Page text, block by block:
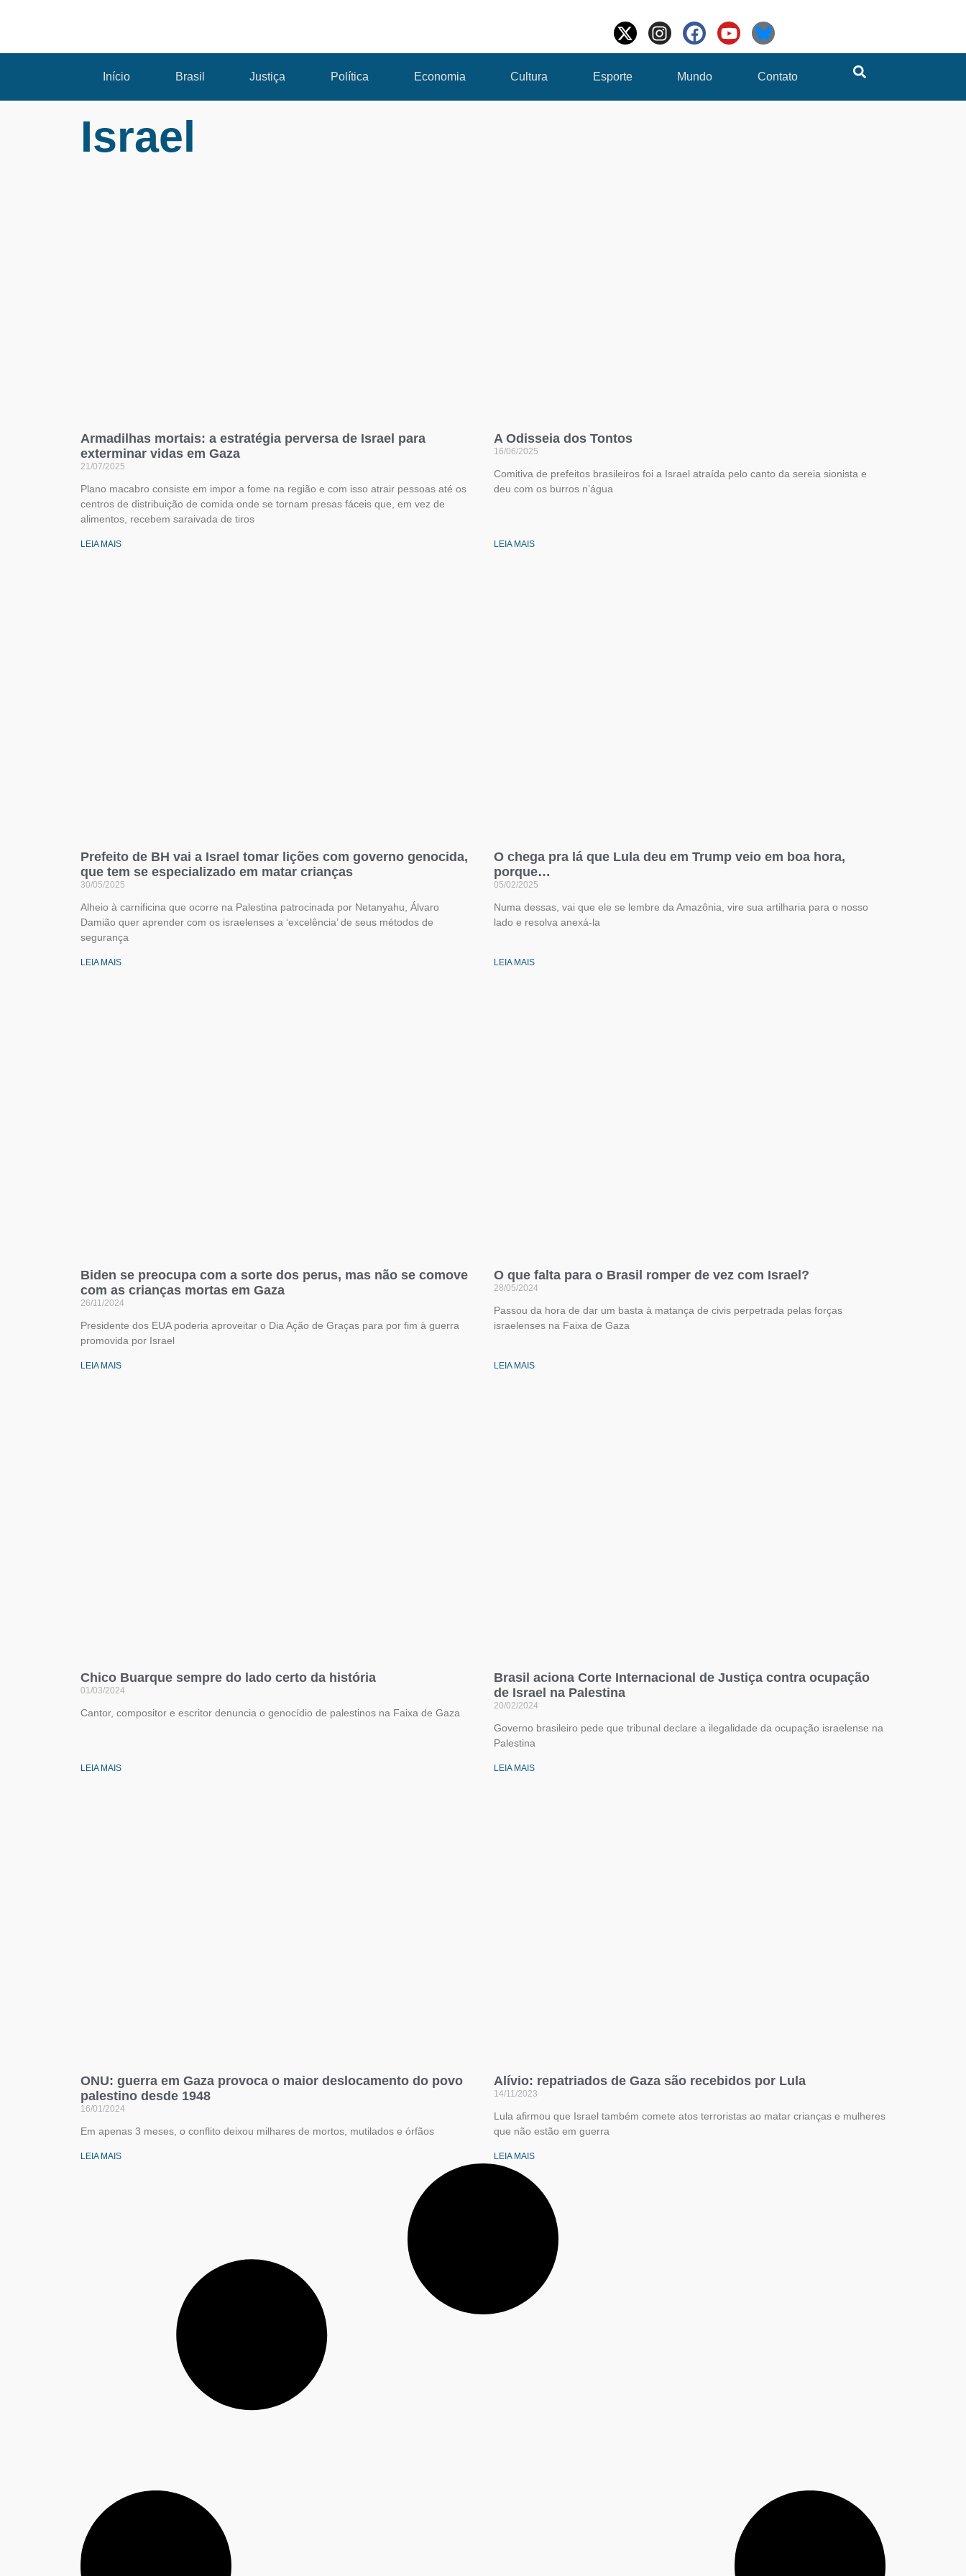
Início Brasil Justiça Política Economia Cultura Esporte Mundo Contato
Israel
Armadilhas mortais: a estratégia perversa de Israel para
exterminar vidas em Gaza
21/07/2025
Plano macabro consiste em impor a fome na região e com isso atrair pessoas até os
centros de distribuição de comida onde se tornam presas fáceis que, em vez de
alimentos, recebem saraivada de tiros
LEIA MAIS
A Odisseia dos Tontos
16/06/2025
Comitiva de prefeitos brasileiros foi a Israel atraída pelo canto da sereia sionista e
deu com os burros n’água
LEIA MAIS
Prefeito de BH vai a Israel tomar lições com governo genocida,
que tem se especializado em matar crianças
30/05/2025
Alheio à carnificina que ocorre na Palestina patrocinada por Netanyahu, Álvaro
Damião quer aprender com os israelenses a ‘excelência’ de seus métodos de
segurança
LEIA MAIS
O chega pra lá que Lula deu em Trump veio em boa hora,
porque…
05/02/2025
Numa dessas, vai que ele se lembre da Amazônia, vire sua artilharia para o nosso
lado e resolva anexá-la
LEIA MAIS
Biden se preocupa com a sorte dos perus, mas não se comove
com as crianças mortas em Gaza
26/11/2024
Presidente dos EUA poderia aproveitar o Dia Ação de Graças para por fim à guerra
promovida por Israel
LEIA MAIS
O que falta para o Brasil romper de vez com Israel?
28/05/2024
Passou da hora de dar um basta à matança de civis perpetrada pelas forças
israelenses na Faixa de Gaza
LEIA MAIS
Chico Buarque sempre do lado certo da história
01/03/2024
Cantor, compositor e escritor denuncia o genocídio de palestinos na Faixa de Gaza
LEIA MAIS
Brasil aciona Corte Internacional de Justiça contra ocupação
de Israel na Palestina
20/02/2024
Governo brasileiro pede que tribunal declare a ilegalidade da ocupação israelense na
Palestina
LEIA MAIS
ONU: guerra em Gaza provoca o maior deslocamento do povo
palestino desde 1948
16/01/2024
Em apenas 3 meses, o conflito deixou milhares de mortos, mutilados e órfãos
LEIA MAIS
Alívio: repatriados de Gaza são recebidos por Lula
14/11/2023
Lula afirmou que Israel também comete atos terroristas ao matar crianças e mulheres
que não estão em guerra
LEIA MAIS